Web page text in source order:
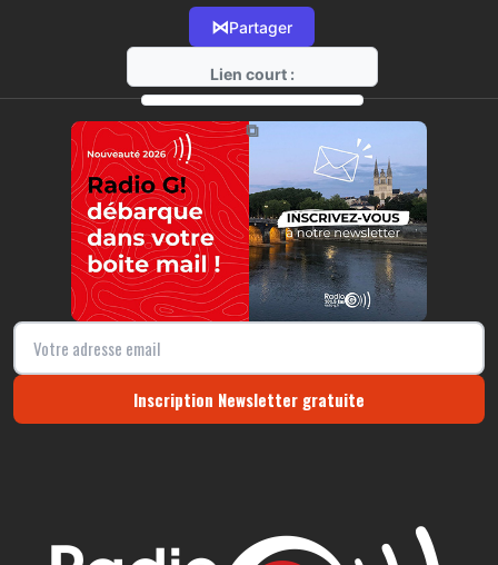
⋈Partager
Lien court :
https://radio-g.fr?14602
⧉
Inscription Newsletter gratuite